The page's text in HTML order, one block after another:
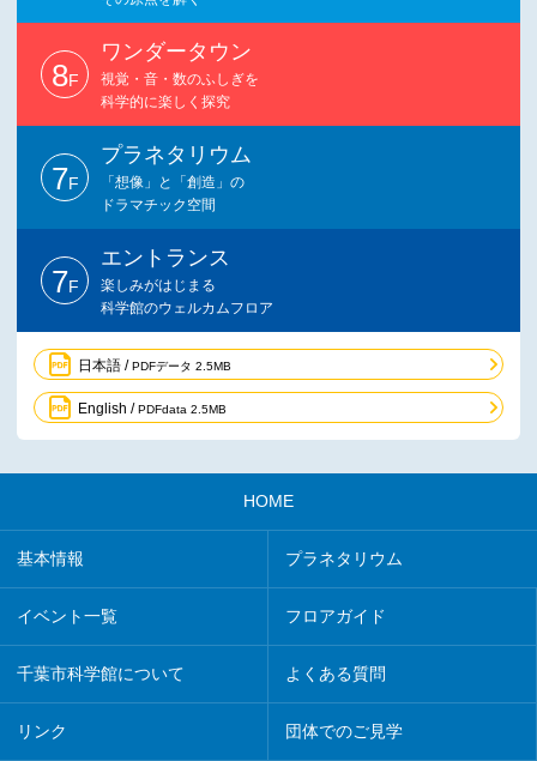
8F
ワンダータウン
視覚・音・数のふしぎを
科学的に楽しく探究
7F
プラネタリウム
「想像」と「創造」の
ドラマチック空間
7F
エントランス
楽しみがはじまる
科学館のウェルカムフロア
日本語 /PDFデータ 2.5MB
English /PDFdata 2.5MB
HOME
基本情報 プラネタリウム
イベント一覧 フロアガイド
千葉市科学館について よくある質問
リンク 団体でのご見学